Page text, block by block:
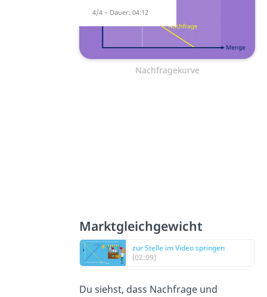
Nachfragekurve
Marktgleichgewicht
zur Stelle im Video springen
(02:09)
Du siehst, dass Nachfrage und
4/4 – Dauer: 04:12